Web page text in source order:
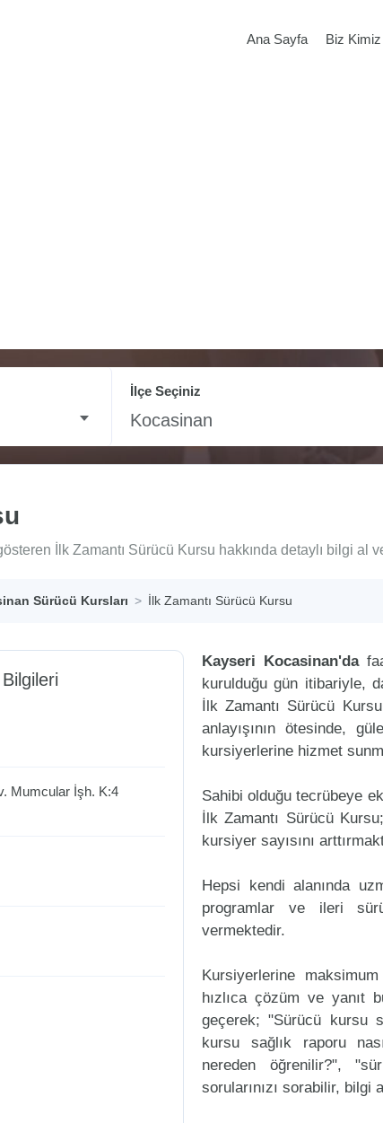
Ana Sayfa Biz Kimiz
İlçe Seçiniz
Kocasinan
İlk Zamantı Sürücü Kursu hakkında detaylı bilgi al
Sürücü Kursları İlk Zamantı Sürücü Kursu
Mumcular İşh. K:4
Kayseri Kocasinan'da
kurulduğu gün itibariyle,
İlk Zamantı Sürücü
anlayışının ötesinde,
kursiyerlerine hizmet
Sahibi olduğu tecrübeye
İlk Zamantı Sürücü
kursiyer sayısını
Hepsi kendi alanında
programlar ve ileri
vermektedir.
Kursiyerlerine
hızlıca çözüm ve yanıt
geçerek; "Sürücü kursu
kursu sağlık raporu
nereden öğrenilir?",
sorularınızı sorabilir,